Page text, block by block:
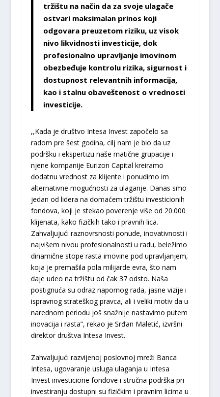
tržištu na način da za svoje ulagače
ostvari maksimalan prinos koji
odgovara preuzetom riziku, uz visok
nivo likvidnosti investicije, dok
profesionalno upravljanje imovinom
obezbeđuje kontrolu rizika, sigurnost i
dostupnost relevantnih informacija,
kao i stalnu obaveštenost o vrednosti
investicije.
,,Kada je društvo Intesa Invest započelo sa
radom pre šest godina, cilj nam je bio da uz
podršku i ekspertizu naše matične grupacije i
njene kompanije Eurizon Capital kreiramo
dodatnu vrednost za klijente i ponudimo im
alternativne mogućnosti za ulaganje. Danas smo
jedan od lidera na domaćem tržištu investicionih
fondova, koji je stekao poverenje više od 20.000
klijenata, kako fizičkih tako i pravnih lica.
Zahvaljujući raznovrsnosti ponude, inovativnosti i
najvišem nivou profesionalnosti u radu, beležimo
dinamične stope rasta imovine pod upravljanjem,
koja je premašila pola milijarde evra, što nam
daje udeo na tržištu od čak 37 odsto. Naša
postignuća su odraz napornog rada, jasne vizije i
ispravnog strateškog pravca, ali i veliki motiv da u
narednom periodu još snažnije nastavimo putem
inovacija i rasta”, rekao je Srđan Maletić, izvršni
direktor društva Intesa Invest.
Zahvaljujući razvijenoj poslovnoj mreži Banca
Intesa, ugovaranje usluga ulaganja u Intesa
Invest investicione fondove i stručna podrška pri
investiranju dostupni su fizičkim i pravnim licima u